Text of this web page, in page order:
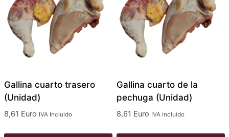
Gallina cuarto trasero
(Unidad)
8,61 Euro IVA Incluido
Gallina cuarto de la
pechuga (Unidad)
8,61 Euro IVA Incluido